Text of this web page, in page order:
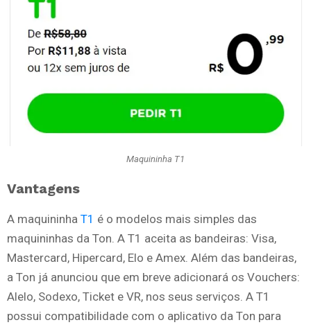
Maquininha T1
Vantagens
A maquininha T1 é o modelos mais simples das
maquininhas da Ton. A T1 aceita as bandeiras: Visa,
Mastercard, Hipercard, Elo e Amex. Além das bandeiras,
a Ton já anunciou que em breve adicionará os Vouchers:
Alelo, Sodexo, Ticket e VR, nos seus serviços. A T1
possui compatibilidade com o aplicativo da Ton para